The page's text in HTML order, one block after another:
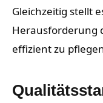
Gleichzeitig stellt
Herausforderung
effizient zu